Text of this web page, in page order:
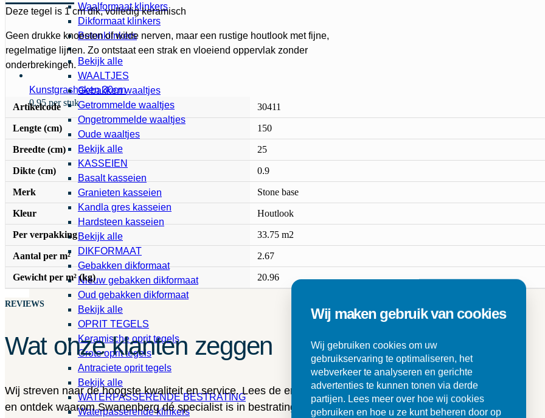
Kunstgrashaken 30cm
0,95 per stuk
Waalformaat klinkers
Dikformaat klinkers
Betonklinkers
Bekijk alle
WAALTJES
Gebakken waaltjes
Getrommelde waaltjes
Ongetrommelde waaltjes
Oude waaltjes
Bekijk alle
KASSEIEN
Basalt kasseien
Granieten kasseien
Kandla gres kasseien
Hardsteen kasseien
Bekijk alle
DIKFORMAAT
Gebakken dikformaat
Nieuw gebakken dikformaat
Oud gebakken dikformaat
Bekijk alle
OPRIT TEGELS
Keramische oprit tegels
Grote oprit tegels
Antraciete oprit tegels
Bekijk alle
WATERPASSERENDE BESTRATING
Waterpasserende klinkers
Deze tegel is 1 cm dik, volledig keramisch
Geen drukke knoesten of wilde nerven, maar een rustige houtlook met fijne,
regelmatige lijnen. Zo ontstaat een strak en vloeiend oppervlak zonder
onderbrekingen.
Artikelcode 30411
Lengte (cm) 150
Breedte (cm) 25
Dikte (cm) 0.9
Merk Stone base
Kleur Houtlook
Per verpakking 33.75 m2
Aantal per m² 2.67
Gewicht per m² (kg) 20.96
REVIEWS
Wat onze klanten zeggen
Wij streven naar de hoogste kwaliteit en service. Lees de ervaringen van onze klanten
en ontdek waarom Swanenberg dé specialist is in bestrating en tegels.
Wij maken gebruik van cookies
Wij gebruiken cookies om uw
gebruikservaring te optimaliseren, het
webverkeer te analyseren en gerichte
advertenties te kunnen tonen via derde
partijen. Lees meer over hoe wij cookies
gebruiken en hoe u ze kunt beheren door op